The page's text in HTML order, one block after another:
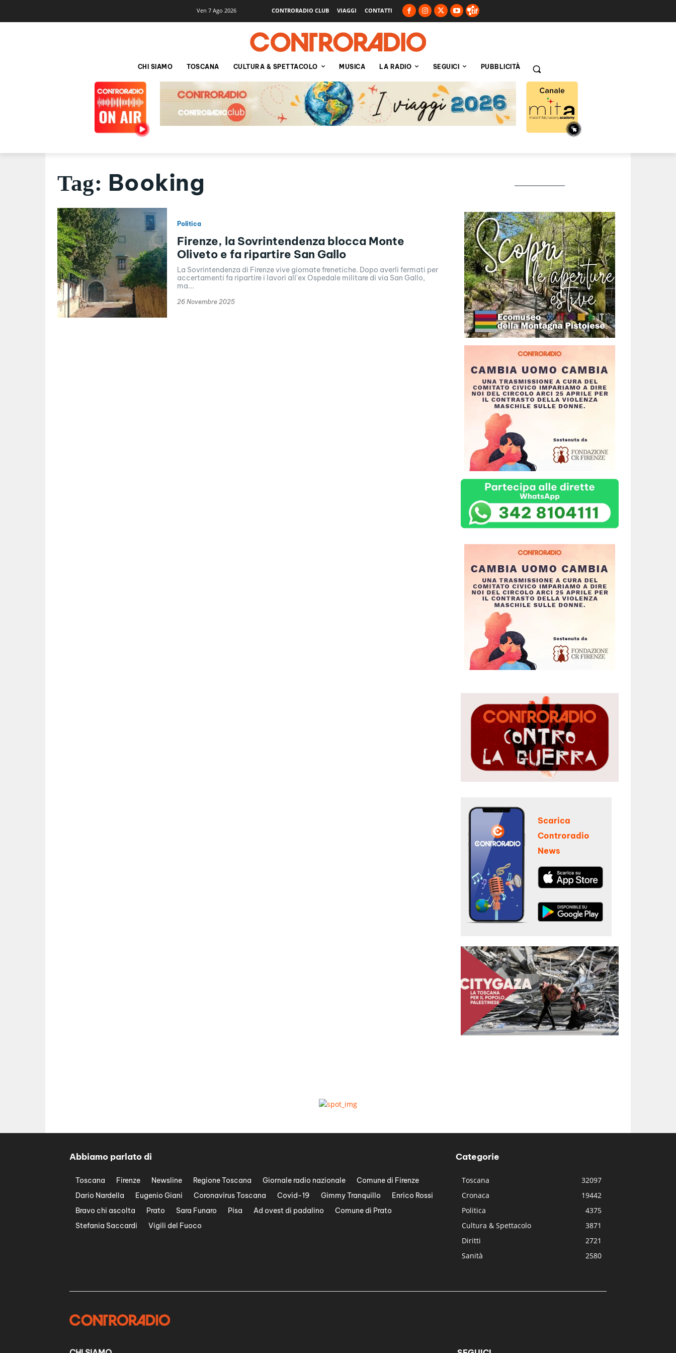
Ven 7 Ago 2026 CONTRORADIO CLUB VIAGGI CONTATTI
CHI SIAMO TOSCANA CULTURA & SPETTACOLO MUSICA LA RADIO SEGUICI PUBBLICITÀ
Tag: Booking
Politica
Firenze, la Sovrintendenza blocca Monte
Oliveto e fa ripartire San Gallo
La Sovrintendenza di Firenze vive giornate frenetiche. Dopo averli fermati per
accertamenti fa ripartire i lavori all'ex Ospedale militare di via San Gallo,
ma...
26 Novembre 2025
Scarica
Controradio
News
Abbiamo parlato di
Toscana Firenze Newsline Regione Toscana Giornale radio nazionale
Comune di Firenze
Dario Nardella
Eugenio Giani Coronavirus Toscana Covid-19 Gimmy Tranquillo
Enrico Rossi
Bravo chi ascolta
Prato Sara Funaro Pisa Ad ovest di padalino
Comune di Prato
Stefania Saccardi
Vigili del Fuoco
Categorie
Toscana
32097
Cronaca
19442
Politica
4375
Cultura & Spettacolo
3871
Diritti
2721
Sanità
2580